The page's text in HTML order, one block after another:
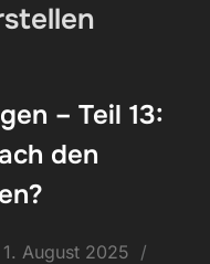
– Teil 13:
den
Veröffentlicht
1. August 2025